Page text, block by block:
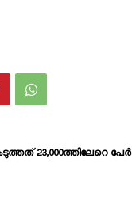
23,000ത്തിലേറെ പേർ